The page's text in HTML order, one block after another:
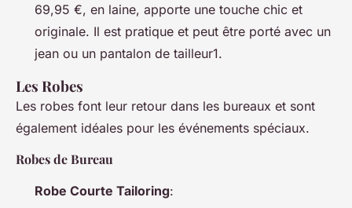
69,95 €, en laine, apporte une touche chic et
originale. Il est pratique et peut être porté avec un
jean ou un pantalon de tailleur1.
Les Robes
Les robes font leur retour dans les bureaux et sont
également idéales pour les événements spéciaux.
Robes de Bureau
Robe Courte Tailoring: